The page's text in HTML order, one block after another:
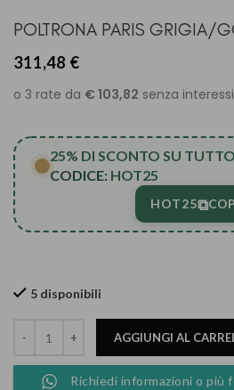
POLTRONA PARIS GRIGIA/
311,48 €
25% DI SCONTO SU TUTTO
CODICE: HOT25
HOT25⧉
5 disponibili
AGGIUNGI AL
Richiedi informazioni o più